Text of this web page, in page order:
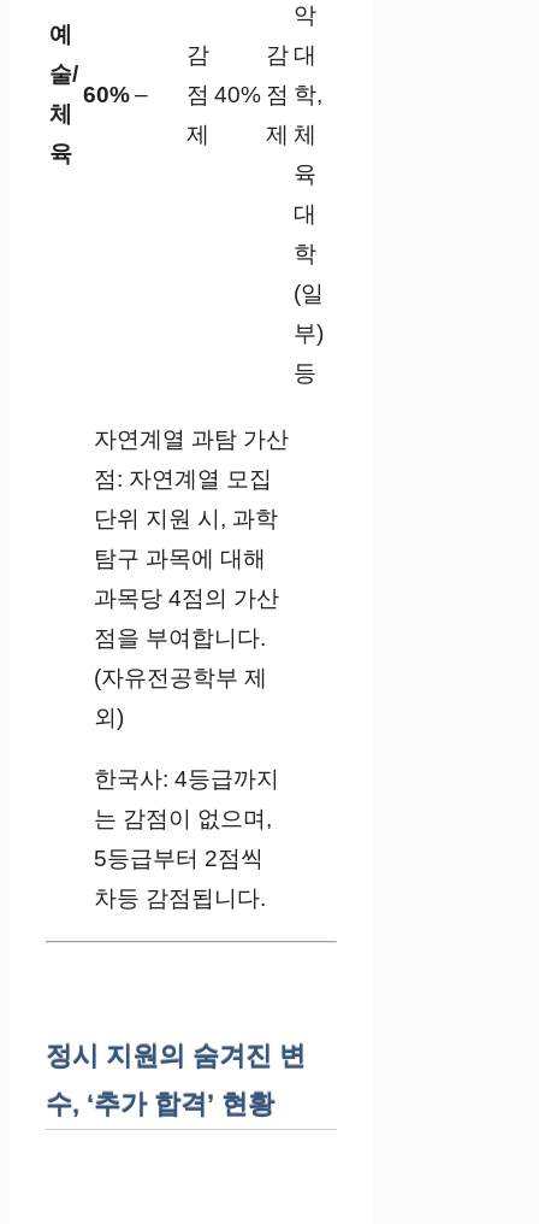
예
술/
체
육
60%–
감
점
제
40%
감
점
제
악
대
학,
체
육
대
학
(일
부)
등
자연계열 과탐 가산
점: 자연계열 모집
단위 지원 시, 과학
탐구 과목에 대해
과목당 4점의 가산
점을 부여합니다.
(자유전공학부 제
외)
한국사: 4등급까지
는 감점이 없으며,
5등급부터 2점씩
차등 감점됩니다.
정시 지원의 숨겨진 변
수, ‘추가 합격’ 현황